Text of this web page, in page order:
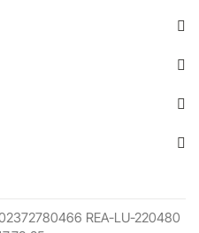
REA-LU-220480